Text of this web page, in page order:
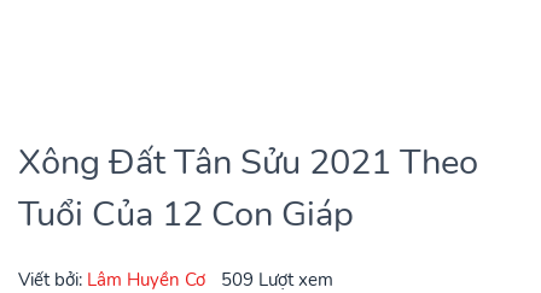
Xông Đất Tân Sửu 2021 Theo
Tuổi Của 12 Con Giáp
Viết bởi: Lâm Huyền Cơ
509 Lượt xem